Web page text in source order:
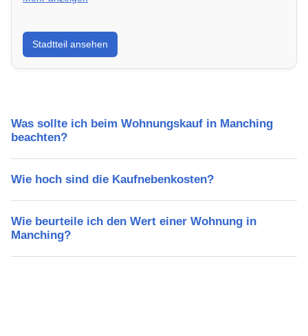
Erfahre mehr über deinen Stadtteil in Manching:
Lebensqualität, Verkehrsanbindung, Schulen,
Freizeitmöglichkeiten und Mietpreise.
Stadtteil ansehen
Was sollte ich beim Wohnungskauf in Manching
beachten?
Wie hoch sind die Kaufnebenkosten?
Wie beurteile ich den Wert einer Wohnung in
Manching?